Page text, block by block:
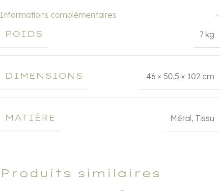
Informations complémentaires
POIDS
7 kg
DIMENSIONS 46 × 50,5 × 102 cm
MATIÈRE Métal, Tissu
Produits similaires